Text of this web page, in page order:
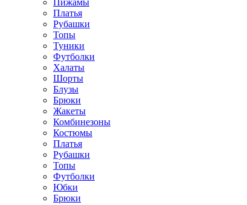
Платья
Рубашки
Топы
Туники
Футболки
Халаты
Шорты
Блузы
Брюки
Жакеты
Комбинезоны
Костюмы
Платья
Рубашки
Топы
Футболки
Юбки
Брюки